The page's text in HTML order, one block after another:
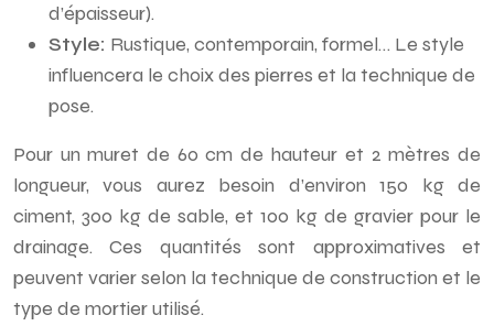
d’épaisseur).
Style: Rustique, contemporain, formel… Le style
influencera le choix des pierres et la technique de
pose.
Pour un muret de 60 cm de hauteur et 2 mètres de
longueur, vous aurez besoin d’environ 150 kg de
ciment, 300 kg de sable, et 100 kg de gravier pour le
drainage. Ces quantités sont approximatives et
peuvent varier selon la technique de construction et le
type de mortier utilisé.